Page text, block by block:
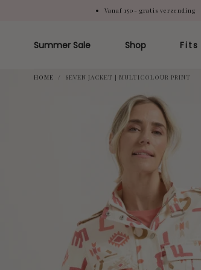
Vanaf 150- gratis verzending
Summer Sale Shop Fits
HOME / SEVEN JACKET | MULTICOLOUR PRINT